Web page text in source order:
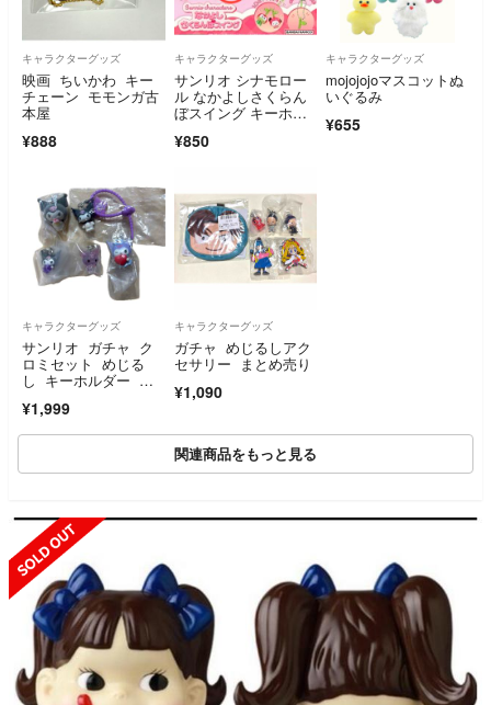
キャラクターグッズ
映画 ちいかわ キー
チェーン モモンガ古
本屋
¥888
キャラクターグッズ
サンリオ シナモロー
ル なかよしさくらん
ぼスイング キーホル
¥850
キャラクターグッズ
mojojojoマスコットぬ
いぐるみ
¥655
キャラクターグッズ
サンリオ ガチャ ク
ロミセット めじる
し キーホルダー マ
¥1,999
キャラクターグッズ
ガチャ めじるしアク
セサリー まとめ売り
¥1,090
関連商品をもっと見る